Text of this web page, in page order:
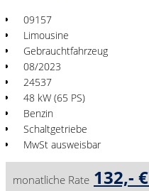
09157
Limousine
Gebrauchtfahrzeug
08/2023
24537
48 kW (65 PS)
Benzin
Schaltgetriebe
MwSt ausweisbar
monatliche Rate 132,- €